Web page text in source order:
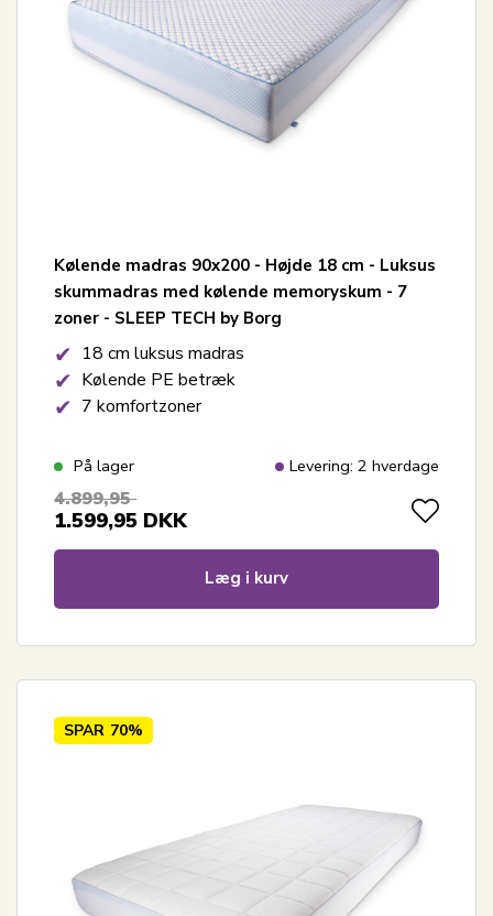
Kølende madras 90x200 - Højde 18 cm - Luksus
skummadras med kølende memoryskum - 7
zoner - SLEEP TECH by Borg
På lager Levering: 2 hverdage
18 cm luksus madras
Kølende PE betræk
7 komfortzoner
4.899,95
1.599,95 DKK
Læg i kurv
SPAR 70%